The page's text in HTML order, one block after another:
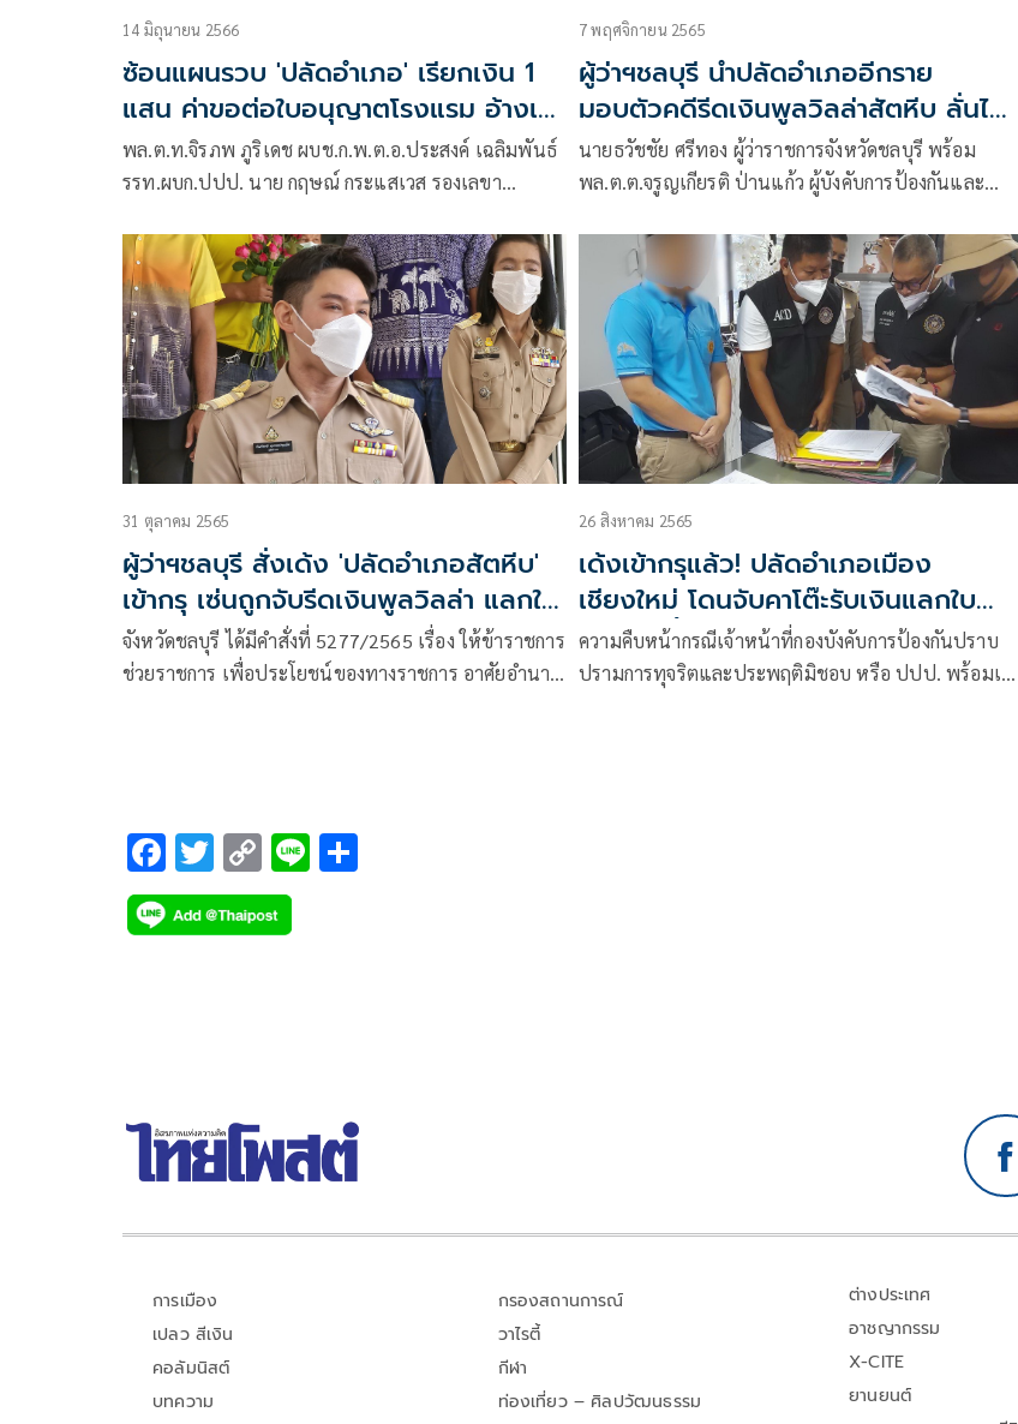
14 มิถุนายน 2566
ซ้อนแผนรวบ 'ปลัดอำเภอ' เรียกเงิน 1
แสน ค่าขอต่อใบอนุญาตโรงแรม อ้างเอา
ไปดูแลนาย
พล.ต.ท.จิรภพ ภูริเดช ผบช.ก.พ.ต.อ.ประสงค์ เฉลิมพันธ์
รรท.ผบก.ปปป. นาย กฤษณ์ กระแสเวส รองเลขา
ภาครัฐภูมิ 2 ป.ป.ท.ร่วมแถลงจับกุม น.ส.ฐิฌาพร คง
เหมือน อายุ 42 ปี
7 พฤศจิกายน 2565
ผู้ว่าฯชลบุรี นำปลัดอำเภออีกราย
มอบตัวคดีรีดเงินพูลวิลล่าสัตหีบ ลั่นไม่
เอาไว้หากผิดจริง
นายธวัชชัย ศรีทอง ผู้ว่าราชการจังหวัดชลบุรี พร้อม
พล.ต.ต.จรูญเกียรติ ป่านแก้ว ผู้บังคับการป้องกันและ
ประพฤติมิชอบ
31 ตุลาคม 2565
ผู้ว่าฯชลบุรี สั่งเด้ง 'ปลัดอำเภอสัตหีบ'
เข้ากรุ เซ่นถูกจับรีดเงินพูลวิลล่า แลกใบ
อนุญาต
จังหวัดชลบุรี ได้มีคำสั่งที่ 5277/2565 เรื่อง ให้ข้าราชการ
ช่วยราชการ เพื่อประโยชน์ของทางราชการ อาศัยอำนาจ
26 สิงหาคม 2565
เด้งเข้ากรุแล้ว! ปลัดอำเภอ​เมือง
เชียงใหม่ โดนจับคาโต๊ะรับเงินแลกใบ
อนุญาตซื้อปืน
ความคืบหน้ากรณีเจ้าหน้าที่กองบังคับการป้องกันปราบ
ปรามการทุจริตและประพฤติมิชอบ หรือ ปปป. พร้อมเจ้า
F
ac
e
T
wi
tt
C
o
p
Li
การเมือง
เปลว สีเงิน
คอลัมนิสต์
บทความ
กรองสถานการณ์
วาไรตี้
กีฬา
ท่องเที่ยว – ศิลปวัฒนธรรม
ต่างประเทศ
อาชญากรรม
X-CITE
ยานยนต์